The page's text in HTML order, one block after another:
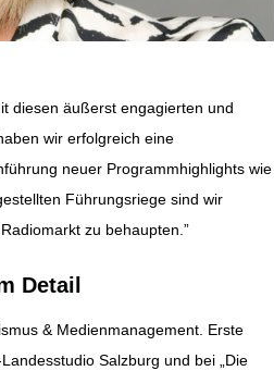
diesen äußerst engagierten und
wir erfolgreich eine
neuer Programmhighlights wie
Führungsriege sind wir
zu behaupten.”
Detail
& Medienmanagement. Erste
Salzburg und bei „Die